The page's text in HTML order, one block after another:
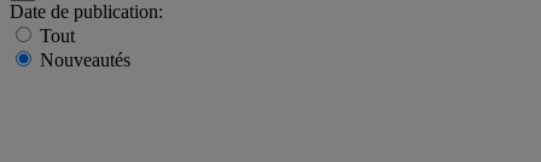
Date de publication:
Tout
Nouveautés